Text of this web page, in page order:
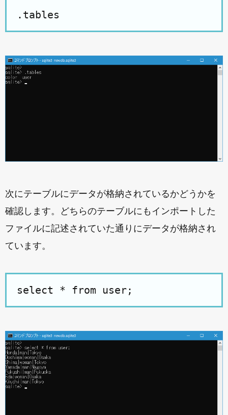
.tables
次にテーブルにデータが格納されているかどうかを
確認します。どちらのテーブルにもインポートした
ファイルに記述されていた通りにデータが格納され
ています。
select * from user;